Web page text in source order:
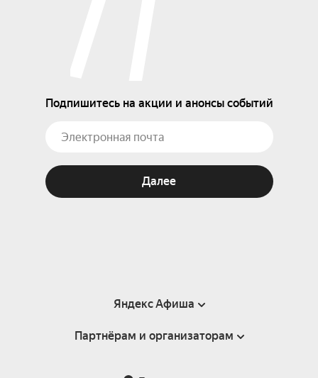
Подпишитесь на акции и анонсы событий
Далее
Яндекс Афиша
Справка
Партнёрам и организаторам